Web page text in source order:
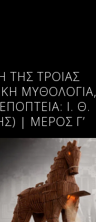
ΤΗΣ ΤΡΟΊΑΣ
ΜΥΘΟΛΟΓΙΑ,
Ι. Θ.
| ΜΈΡΟΣ Γ’